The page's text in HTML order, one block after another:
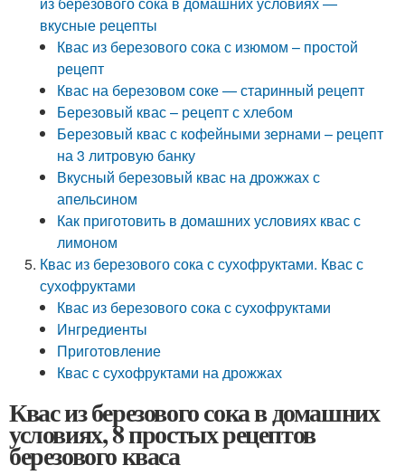
вкусные рецепты
Квас из березового сока с изюмом – простой
рецепт
Квас на березовом соке — старинный рецепт
Березовый квас – рецепт с хлебом
Березовый квас с кофейными зернами – рецепт
на 3 литровую банку
Вкусный березовый квас на дрожжах с
апельсином
Как приготовить в домашних условиях квас с
лимоном
Квас из березового сока с сухофруктами. Квас с
сухофруктами
Квас из березового сока с сухофруктами
Ингредиенты
Приготовление
Квас с сухофруктами на дрожжах
Квас из березового сока в домашних
условиях, 8 простых рецептов
березового кваса